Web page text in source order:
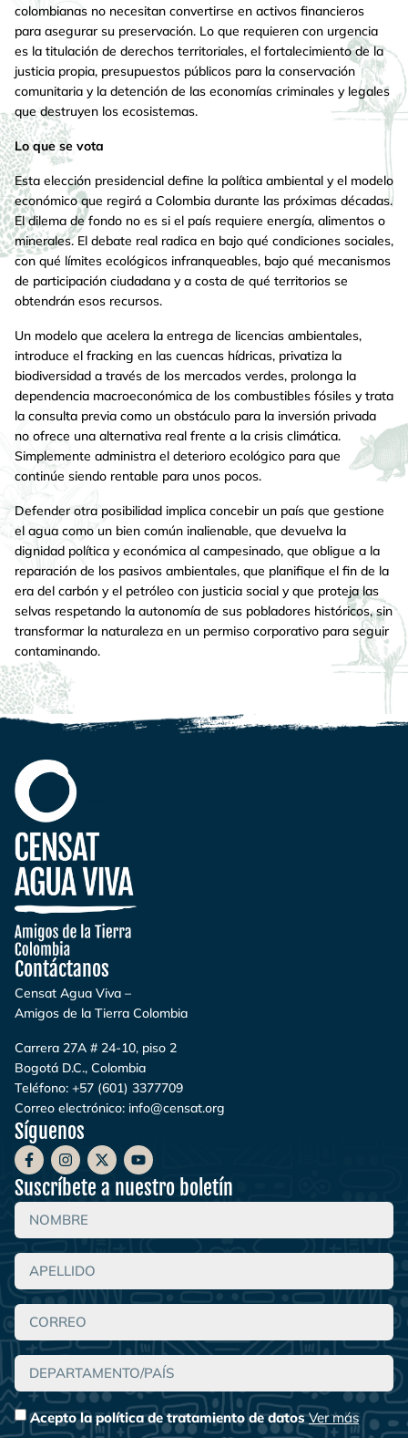
colombianas no necesitan convertirse en activos financieros
para asegurar su preservación. Lo que requieren con urgencia
es la titulación de derechos territoriales, el fortalecimiento de la
justicia propia, presupuestos públicos para la conservación
comunitaria y la detención de las economías criminales y legales
que destruyen los ecosistemas.
Lo que se vota
Esta elección presidencial define la política ambiental y el modelo
económico que regirá a Colombia durante las próximas décadas.
El dilema de fondo no es si el país requiere energía, alimentos o
minerales. El debate real radica en bajo qué condiciones sociales,
con qué límites ecológicos infranqueables, bajo qué mecanismos
de participación ciudadana y a costa de qué territorios se
obtendrán esos recursos.
Un modelo que acelera la entrega de licencias ambientales,
introduce el fracking en las cuencas hídricas, privatiza la
biodiversidad a través de los mercados verdes, prolonga la
dependencia macroeconómica de los combustibles fósiles y trata
la consulta previa como un obstáculo para la inversión privada
no ofrece una alternativa real frente a la crisis climática.
Simplemente administra el deterioro ecológico para que
continúe siendo rentable para unos pocos.
Defender otra posibilidad implica concebir un país que gestione
el agua como un bien común inalienable, que devuelva la
dignidad política y económica al campesinado, que obligue a la
reparación de los pasivos ambientales, que planifique el fin de la
era del carbón y el petróleo con justicia social y que proteja las
selvas respetando la autonomía de sus pobladores históricos, sin
transformar la naturaleza en un permiso corporativo para seguir
contaminando.
Contáctanos
Censat Agua Viva –
Amigos de la Tierra Colombia
Carrera 27A # 24-10, piso 2
Bogotá D.C., Colombia
Teléfono: +57 (601) 3377709
Correo electrónico: info@censat.org
Síguenos
Suscríbete a nuestro boletín
Acepto la política de tratamiento de datosVer más